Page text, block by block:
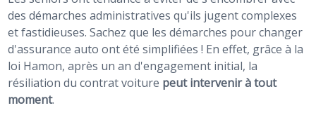
des démarches administratives qu'ils jugent complexes
et fastidieuses. Sachez que les démarches pour changer
d'assurance auto ont été simplifiées ! En effet, grâce à la
loi Hamon, après un an d'engagement initial, la
résiliation du contrat voiture peut intervenir à tout
moment.